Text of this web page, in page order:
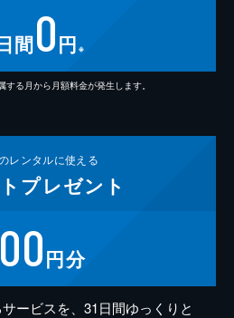
間0円 ※
る月から月額料金が発生します。
レンタルに使える
プレゼント
円分
ービスを、31日間ゆっくりと